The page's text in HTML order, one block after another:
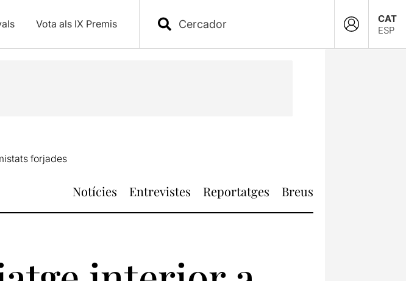
Vota als IX Premis
CAT
ESP
forjades
Notícies Entrevistes Reportatges Breus